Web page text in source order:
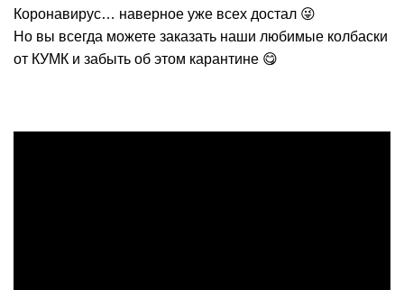
Коронавирус… наверное уже всех достал 😜
Но вы всегда можете заказать наши любимые колбаски
от КУМК и забыть об этом карантине 😋